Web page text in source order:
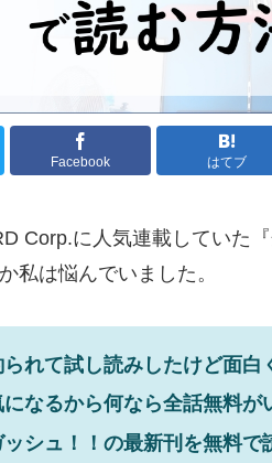
Facebook はてブ
Corp.に人気連載していた
私は悩んでいました。
られて試し読みしたけど面白
になるから何なら全話無料が
シュ！！の最新刊を無料で